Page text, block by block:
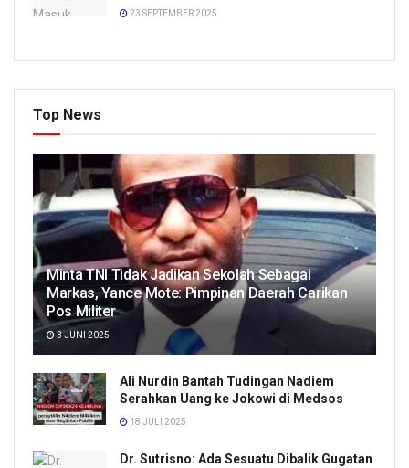
23 SEPTEMBER 2025
Top News
Minta TNI Tidak Jadikan Sekolah Sebagai
Markas, Yance Mote: Pimpinan Daerah Carikan
Pos Militer
3 JUNI 2025
Ali Nurdin Bantah Tudingan Nadiem
Serahkan Uang ke Jokowi di Medsos
18 JULI 2025
Dr. Sutrisno: Ada Sesuatu Dibalik Gugatan